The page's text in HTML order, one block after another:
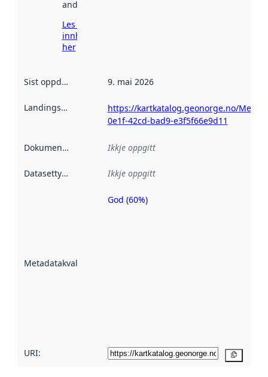
andre stader.
Les meir om
innhenting
her
Sist oppdatert 9. mai 2026
Landingsside
https://kartkatalog.geonorge.no/
0e1f-42cd-bad9-e3f5f66e9d11
Dokumentasjon Ikkje oppgitt
Datasettype Ikkje oppgitt
Metadatakvalitet
Metadatakvalitet
God (60%)
URI: